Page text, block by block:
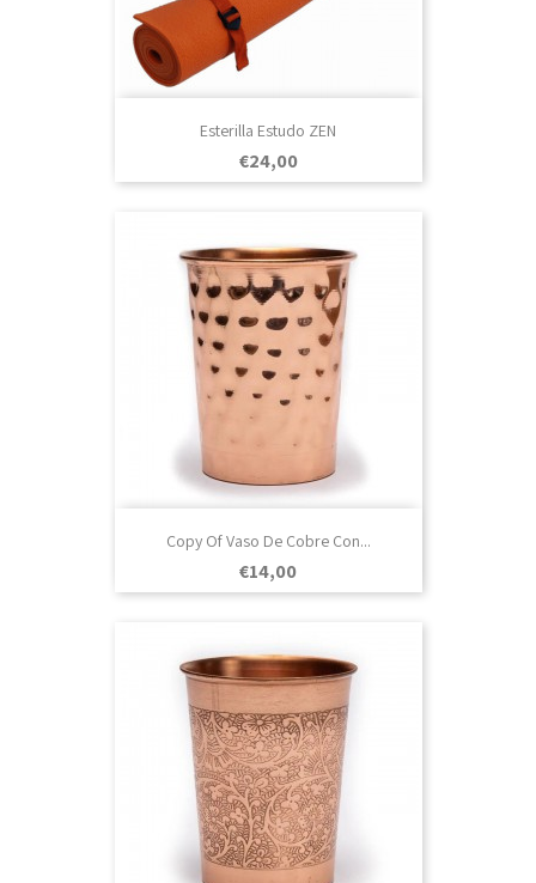
Esterilla Estudo ZEN
Prezo
€24,00
Copy Of Vaso De Cobre Con...
Prezo
€14,00